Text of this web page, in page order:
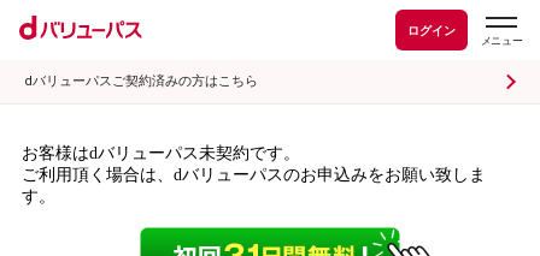
ログイン
dバリューパスご契約済みの方はこちら
お客様はdバリューパス未契約です。
ご利用頂く場合は、dバリューパスのお申込みをお願い致しま
す。